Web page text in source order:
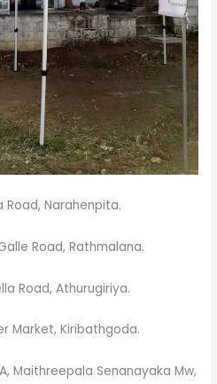
Road, Narahenpita.
Road, Rathmalana.
Road, Athurugiriya.
Market, Kiribathgoda.
Maithreepala Senanayaka Mw,